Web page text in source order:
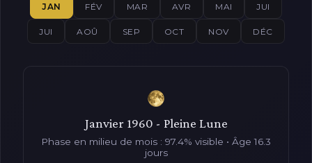
JAN FÉV MAR AVR MAI JUI
JUI AOÛ SEP OCT NOV DÉC
Janvier 1960 - Pleine Lune
Phase en milieu de mois : 97.4% visible • Âge 16.3
jours